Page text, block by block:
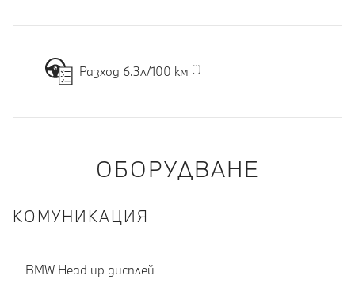
Разход 6.3л/100 км
ОБОРУДВАНЕ
КОМУНИКАЦИЯ
BMW Head up дисплей